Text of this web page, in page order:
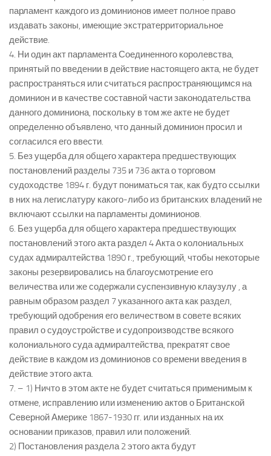
парламент каждого из доминионов имеет полное право
издавать законы, имеющие экстратерриториальное
действие.
4. Ни один акт парламента Соединенного королевства,
принятый по введении в действие настоящего акта, не будет
распространяться или считаться распространяющимся на
доминион и в качестве составной части законодательства
данного доминиона, поскольку в том же акте не будет
определенно объявлено, что данный доминион просил и
согласился его ввести.
5. Без ущерба для общего характера предшествующих
постановлений разделы 735 и 736 акта о торговом
судоходстве 1894 г. будут пониматься так, как будто ссылки
в них на легислатуру какого-либо из британских владений не
включают ссылки на парламенты доминионов.
6. Без ущерба для общего характера предшествующих
постановлений этого акта раздел 4 Акта о колониальных
судах адмиралтейства 1890 г., требующий, чтобы некоторые
законы резервировались на благоусмотрение его
величества или же содержали суспензивную клаузулу , а
равным образом раздел 7 указанного акта как раздел,
требующий одобрения его величеством в совете всяких
правил о судоустройстве и судопроизводстве всякого
колониального суда адмиралтейства, прекратят свое
действие в каждом из доминионов со времени введения в
действие этого акта.
7. – 1) Ничто в этом акте не будет считаться применимым к
отмене, исправлению или изменению актов о Британской
Северной Америке 1867-1930 гг. или изданных на их
основании приказов, правил или положений.
2) Постановления раздела 2 этого акта будут